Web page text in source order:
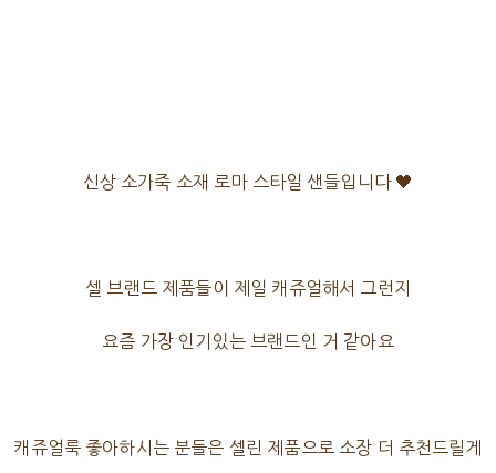
신상 소가죽 소재 로마 스타일 샌들입니다 🖤
셀 브랜드 제품들이 제일 캐쥬얼해서 그런지
요즘 가장 인기있는 브랜드인 거 같아요
캐쥬얼룩 좋아하시는 분들은 셀린 제품으로 소장 더 추천드릴게